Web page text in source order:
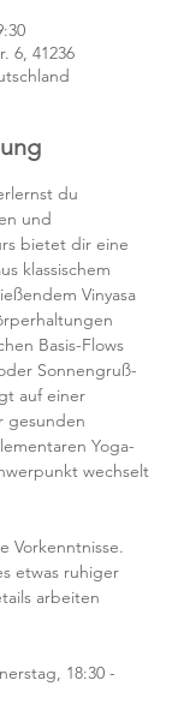
6, 41236
du
und
bietet dir eine
klassischem
Vinyasa
Basis-Flows
Sonnengruß-
auf einer
gesunden
Yoga-
wechselt
Vorkenntnisse.
etwas ruhiger
arbeiten
18:30 -